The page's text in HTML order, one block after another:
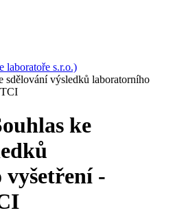
laboratoře s.r.o.)
sdělování výsledků laboratorního
ke
-